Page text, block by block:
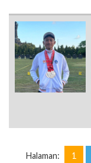
Halaman: 1